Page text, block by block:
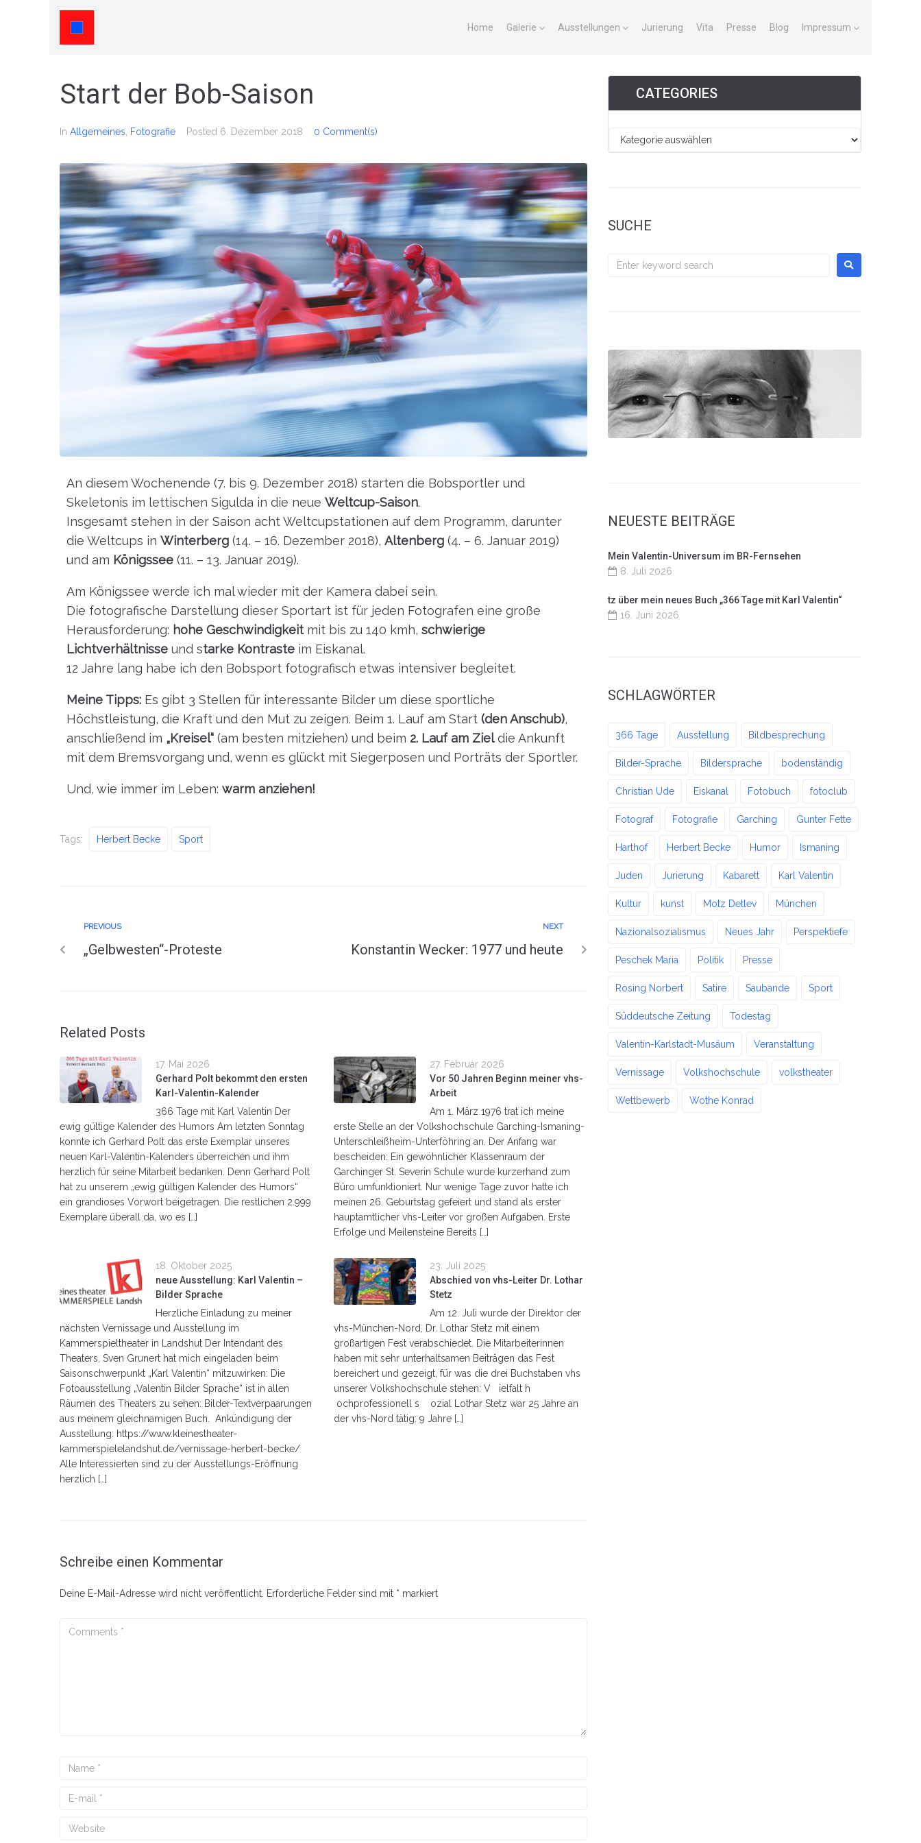
Home Galerie Ausstellungen Jurierung Vita Presse Blog Impressum
Start der Bob-Saison
In Allgemeines Fotografie Posted 6. Dezember 2018 0 Comment(s)
An diesem Wochenende (7. bis 9. Dezember 2018) starten die Bobsportler und
Skeletonis im lettischen Sigulda in die neue Weltcup-Saison.
Insgesamt stehen in der Saison acht Weltcupstationen auf dem Programm, darunter
die Weltcups in Winterberg (14. – 16. Dezember 2018), Altenberg (4. – 6. Januar 2019)
und am Königssee (11. – 13. Januar 2019).
Am Königssee werde ich mal wieder mit der Kamera dabei sein.
Die fotografische Darstellung dieser Sportart ist für jeden Fotografen eine große
Herausforderung: hohe Geschwindigkeitmit bis zu 140 kmh, schwierige
Lichtverhältnisse und starke Kontraste im Eiskanal.
12 Jahre lang habe ich den Bobsport fotografisch etwas intensiver begleitet.
Meine Tipps: Es gibt 3 Stellen für interessante Bilder um diese sportliche
Höchstleistung, die Kraft und den Mut zu zeigen. Beim 1. Lauf am Start (den Anschub),
anschließend im „Kreisel“ (am besten mitziehen) und beim 2. Lauf am Zieldie Ankunft
mit dem Bremsvorgang und, wenn es glückt mit Siegerposen und Porträts der Sportler.
Und, wie immer im Leben: warm anziehen!
Tags: Herbert Becke Sport
PREVIOUS
„Gelbwesten“-Proteste
NEXT
Konstantin Wecker: 1977 und heute
Related Posts
17. Mai 2026
Gerhard Polt bekommt den ersten
Karl-Valentin-Kalender
366 Tage mit Karl Valentin Der
ewig gültige Kalender des Humors Am letzten Sonntag
konnte ich Gerhard Polt das erste Exemplar unseres
neuen Karl-Valentin-Kalenders überreichen und ihm
herzlich für seine Mitarbeit bedanken. Denn Gerhard Polt
hat zu unserem „ewig gültigen Kalender des Humors“
ein grandioses Vorwort beigetragen. Die restlichen 2.999
Exemplare überall da, wo es […]
27. Februar 2026
Vor 50 Jahren Beginn meiner vhs-
Arbeit
Am 1. März 1976 trat ich meine
erste Stelle an der Volkshochschule Garching-Ismaning-
Unterschleißheim-Unterföhring an. Der Anfang war
bescheiden: Ein gewöhnlicher Klassenraum der
Garchinger St. Severin Schule wurde kurzerhand zum
Büro umfunktioniert. Nur wenige Tage zuvor hatte ich
meinen 26. Geburtstag gefeiert und stand als erster
hauptamtlicher vhs-Leiter vor großen Aufgaben. Erste
Erfolge und Meilensteine Bereits […]
18. Oktober 2025
neue Ausstellung: Karl Valentin –
Bilder Sprache
Herzliche Einladung zu meiner
nächsten Vernissage und Ausstellung im
Kammerspieltheater in Landshut Der Intendant des
Theaters, Sven Grunert hat mich eingeladen beim
Saisonschwerpunkt „Karl Valentin“ mitzuwirken: Die
Fotoausstellung „Valentin Bilder Sprache“ ist in allen
Räumen des Theaters zu sehen: Bilder-Textverpaarungen
aus meinem gleichnamigen Buch. Ankündigung der
Ausstellung: https://www.kleinestheater-
kammerspielelandshut.de/vernissage-herbert-becke/
Alle Interessierten sind zu der Ausstellungs-Eröffnung
herzlich […]
23. Juli 2025
Abschied von vhs-Leiter Dr. Lothar
Stetz
Am 12. Juli wurde der Direktor der
vhs-München-Nord, Dr. Lothar Stetz mit einem
großartigen Fest verabschiedet. Die Mitarbeiterinnen
haben mit sehr unterhaltsamen Beiträgen das Fest
bereichert und gezeigt, für was die drei Buchstaben vhs
unserer Volkshochschule stehen: V ielfalt h
ochprofessionell s ozial Lothar Stetz war 25 Jahre an
der vhs-Nord tätig: 9 Jahre […]
Schreibe einen Kommentar
Deine E-Mail-Adresse wird nicht veröffentlicht. Erforderliche Felder sind mit * markiert
CATEGORIES
SUCHE
NEUESTE BEITRÄGE
Mein Valentin-Universum im BR-Fernsehen
8. Juli 2026
tz über mein neues Buch „366 Tage mit Karl Valentin“
16. Juni 2026
SCHLAGWÖRTER
366 Tage Ausstellung Bildbesprechung
Bilder-Sprache Bildersprache bodenständig
Christian Ude Eiskanal Fotobuch fotoclub
Fotograf Fotografie Garching Gunter Fette
Harthof Herbert Becke Humor Ismaning
Juden Jurierung Kabarett Karl Valentin
Kultur kunst Motz Detlev München
Nazionalsozialismus Neues Jahr Perspektiefe
Peschek Maria Politik Presse
Rosing Norbert Satire Saubande Sport
Süddeutsche Zeitung Todestag
Valentin-Karlstadt-Musäum Veranstaltung
Vernissage Volkshochschule volkstheater
Wettbewerb Wothe Konrad